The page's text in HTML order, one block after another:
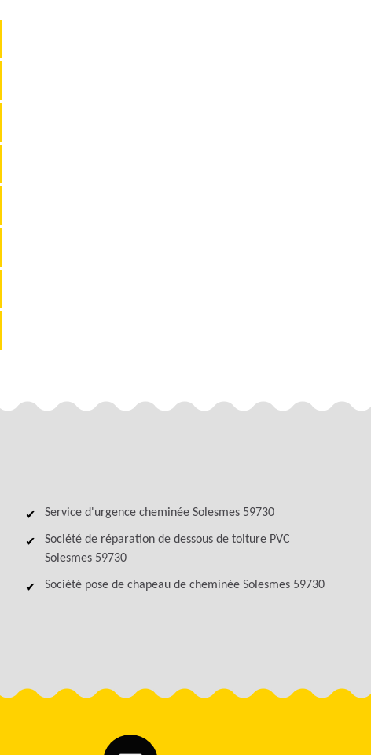
Service d'urgence cheminée Solesmes 59730
Société de réparation de dessous de toiture PVC
Solesmes 59730
Société pose de chapeau de cheminée Solesmes 59730